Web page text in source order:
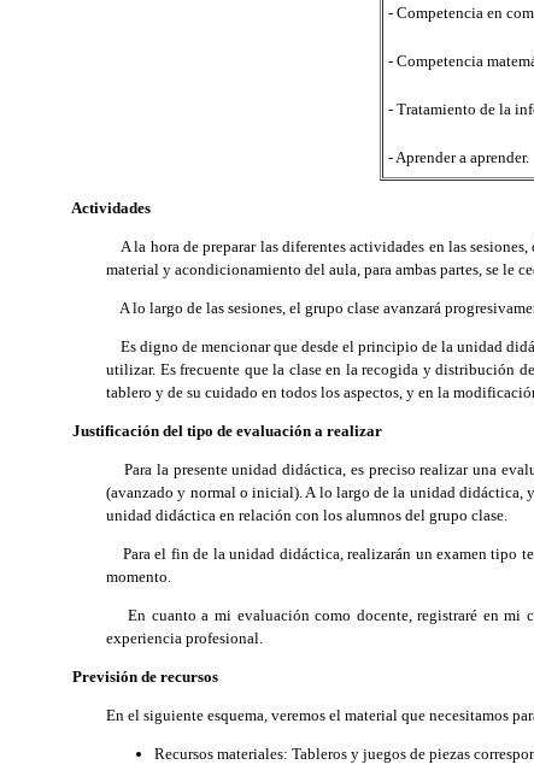
- Competencia en
- Competencia
- Tratamiento de la
- Aprender a aprender.
Actividades
A la hora de preparar las diferentes actividades en las
material y acondicionamiento del aula, para ambas partes, se le
A lo largo de las sesiones, el grupo clase avanzará
Es digno de mencionar que desde el principio de la unidad
utilizar. Es frecuente que la clase en la recogida y distribución
tablero y de su cuidado en todos los aspectos, y en la
Justificación del tipo de evaluación a realizar
Para la presente unidad didáctica, es preciso realizar una
(avanzado y normal o inicial). A lo largo de la unidad didáctica,
unidad didáctica en relación con los alumnos del grupo clase.
Para el fin de la unidad didáctica, realizarán un examen tipo
momento.
En cuanto a mi evaluación como docente, registraré en mi
experiencia profesional.
Previsión de recursos
En el siguiente esquema, veremos el material que necesitamos
Recursos materiales: Tableros y juegos de piezas